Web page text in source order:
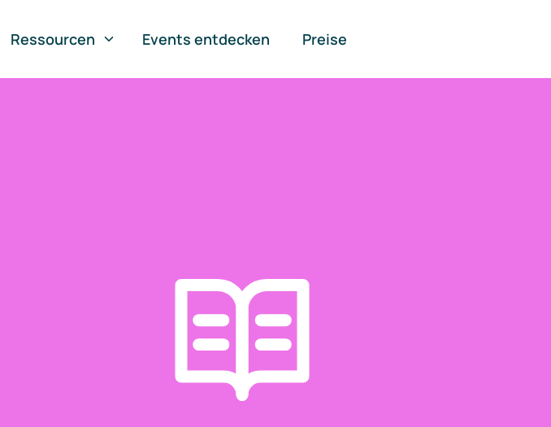
Ressourcen Events entdecken Preise